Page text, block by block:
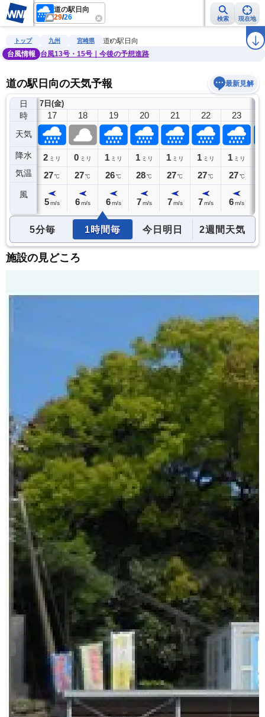
道の駅日向
29/26 検索 現在地
雨雲レーダー 台風情報 地震情報 ラ
トップ 九州 宮崎県
道の駅日向
台風情報
台風13号・15号｜今後の予想進路
道の駅日向の天気予報 最新見解
日
時
天気
降水
気温
風
7日(金)
16
7ミリ
27℃
17
2 ミリ
27℃
5 m/s
18
0 ミリ
27℃
6 m/s
19
1 ミリ
26℃
6 m/s
20
1 ミリ
28℃
7 m/s
21
1 ミリ
27℃
7 m/s
22
1 ミリ
27℃
7 m/s
23
1 ミリ
27 ℃
6m/s
5分毎 1時間毎 今日明日 2週間天気
施設の見どころ